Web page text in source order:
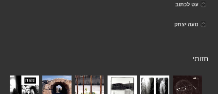
עט לכתוב
נועה יצחק
חזותי